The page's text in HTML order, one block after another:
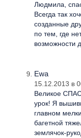
Людмила,
Всегда так
созданные
по тем, где
возможности
Ewa
15.12.2013 в
Великое
урок! Я
главном
багетной
землячок-